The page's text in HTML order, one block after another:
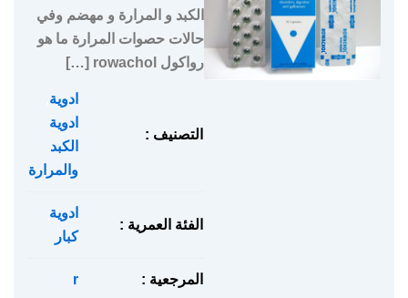
الكبد و المرارة و مهضم وفي
حالات حصوات المرارة ما هو
رواكول rowachol […]
التصنيف :
ادوية
ادوية
الكبد
والمرارة
الفئة العمرية :
ادوية
كبار
المرجعية : r